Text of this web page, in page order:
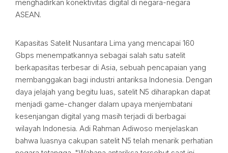
menghadirkan konektivitas digital di negara-negara
ASEAN.
Kapasitas Satelit Nusantara Lima yang mencapai 160
Gbps menempatkannya sebagai salah satu satelit
berkapasitas terbesar di Asia, sebuah pencapaian yang
membanggakan bagi industri antariksa Indonesia. Dengan
daya jelajah yang begitu luas, satelit N5 diharapkan dapat
menjadi game-changer dalam upaya menjembatani
kesenjangan digital yang masih terjadi di berbagai
wilayah Indonesia. Adi Rahman Adiwoso menjelaskan
bahwa luasnya cakupan satelit N5 telah menarik perhatian